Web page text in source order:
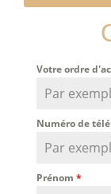
Votre ordre
Numéro de
Prénom *